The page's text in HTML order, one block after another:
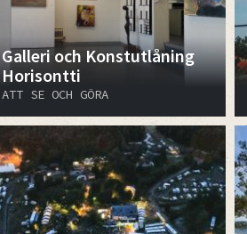
Galleri och Konstutlåning
Horisontti
ATT SE OCH GÖRA